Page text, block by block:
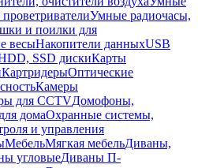
Умные радиочасы,
и поилки для
весыНакопители данныхUSB
SSD дискиКарты
КартридерыОптические
Камеры
для CCTVДомофоны,
домаОхранные системы,
и управления
МебельМягкая мебельДиваны,
угловыеДиваны П-